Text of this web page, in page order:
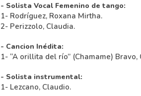
- Solista Vocal Femenino de tango:
1- Rodríguez, Roxana Mirtha.
2- Perizzolo, Claudia.
- Cancion Inédita:
1- “A orillita del río” (Chamame) Bravo,
- Solista instrumental:
1- Lezcano, Claudio.